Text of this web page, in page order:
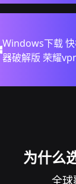
Windows下载
器破解版 荣耀
为什么
全球